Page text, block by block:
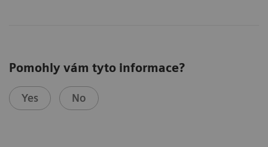
Pomohly vám tyto informace?
Yes No